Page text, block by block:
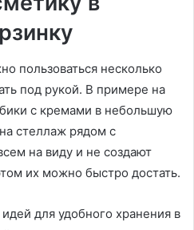
пользоваться несколько
под рукой. В примере на
с кремами в небольшую
стеллаж рядом с
на виду и не создают
их можно быстро достать.